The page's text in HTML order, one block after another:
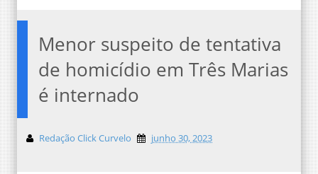
Menor suspeito de tentativa
de homicídio em Três Marias
é internado
Redação Click Curvelo junho 30, 2023